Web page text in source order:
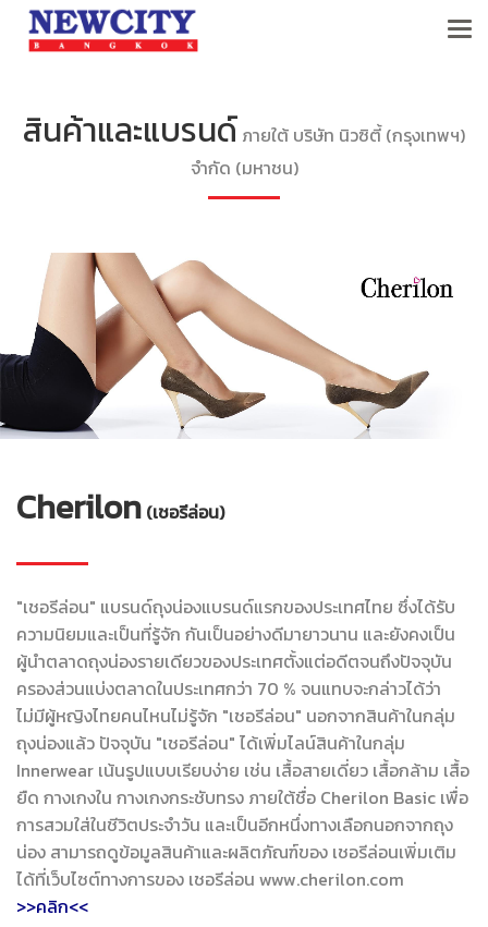
สินค้าและแบรนด์ ภายใต้ บริษัท นิวซิตี้ (กรุงเทพฯ)
จำกัด (มหาชน)
Cherilon (เชอรีล่อน)
"เชอรีล่อน" แบรนด์ถุงน่องแบรนด์แรกของประเทศไทย ซึ่งได้รับ
ความนิยมและเป็นที่รู้จัก กันเป็นอย่างดีมายาวนาน และยังคงเป็น
ผู้นำตลาดถุงน่องรายเดียวของประเทศตั้งแต่อดีตจนถึงปัจจุบัน
ครองส่วนแบ่งตลาดในประเทศกว่า 70 % จนแทบจะกล่าวได้ว่า
ไม่มีผู้หญิงไทยคนไหนไม่รู้จัก "เชอรีล่อน" นอกจากสินค้าในกลุ่ม
ถุงน่องแล้ว ปัจจุบัน "เชอรีล่อน" ได้เพิ่มไลน์สินค้าในกลุ่ม
Innerwear เน้นรูปแบบเรียบง่าย เช่น เสื้อสายเดี่ยว เสื้อกล้าม เสื้อ
ยืด กางเกงใน กางเกงกระชับทรง ภายใต้ชื่อ Cherilon Basic เพื่อ
การสวมใส่ในชีวิตประจำวัน และเป็นอีกหนึ่งทางเลือกนอกจากถุง
น่อง สามารถดูข้อมูลสินค้าและผลิตภัณฑ์ของ เชอรีล่อนเพิ่มเติม
ได้ที่เว็บไซต์ทางการของ เชอรีล่อน www.cherilon.com
>>คลิก<<